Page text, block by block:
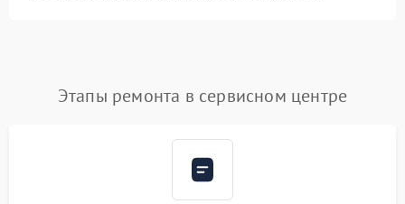
Этапы ремонта в сервисном центре